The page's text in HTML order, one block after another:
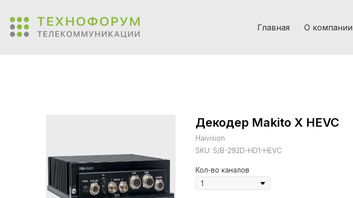
Главная О компании
Декодер Makito X HEVC
Haivision
SKU: S/B-292D-HD1-HEVC
Кол-во каналов